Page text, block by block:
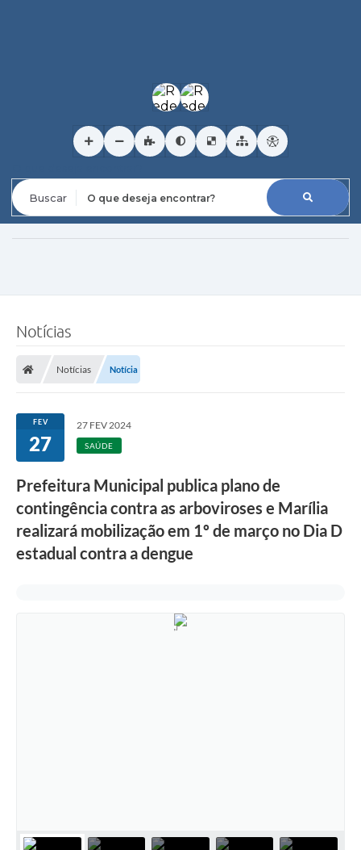
Notícias
Notícias Notícia
FEV
27
27 FEV 2024
SAÚDE
Prefeitura Municipal publica plano de
contingência contra as arboviroses e Marília
realizará mobilização em 1º de março no Dia D
estadual contra a dengue